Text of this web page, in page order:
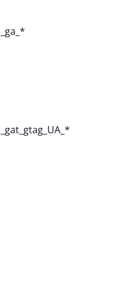
_ga_*
_gat_gtag_UA_*